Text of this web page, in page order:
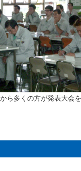
ら多くの方が発表大会を